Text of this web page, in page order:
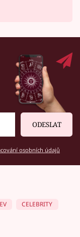
ODESLAT
osobních údajů
CELEBRITY